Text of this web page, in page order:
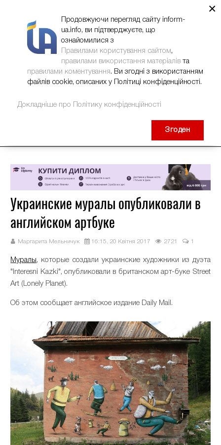
Украинские муралы опубликовали в
английском артбуке
Маргарита Мельничук 16:15, 20 Квітня 2017 2721 1
Муралы, которые создали украинские художники из дуэта
"Interesni Kazki", опубликовали в британском арт-буке Street
Art (Lonely Planet).
Об этом сообщает английское издание Daily Mail.
×
Продовжуючи перегляд сайту inform-
ua.info, ви підтверджуєте, що
ознайомилися з
Правилами користування сайтом,
правилами використання матеріалів та
правилами коментування. Ви згодні з використанням
файлів cookie, описаних у Політиці конфіденційності.
Докладніше про Політику конфіденційності
Згоден